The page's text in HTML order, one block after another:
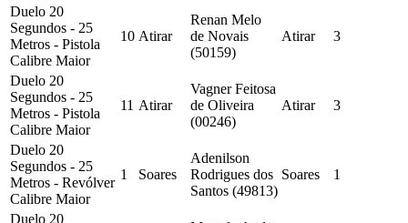
Duelo 20
Segundos - 25
Metros - Pistola
Calibre Maior
10 Atirar
Renan Melo
de Novais
(50159)
Atirar 3
Duelo 20
Segundos - 25
Metros - Pistola
Calibre Maior
11 Atirar
Vagner Feitosa
de Oliveira
(00246)
Atirar 3
Duelo 20
Segundos - 25
Metros - Revólver
Calibre Maior
1 Soares
Adenilson
Rodrigues dos
Santos (49813)
Soares 1
Duelo 20